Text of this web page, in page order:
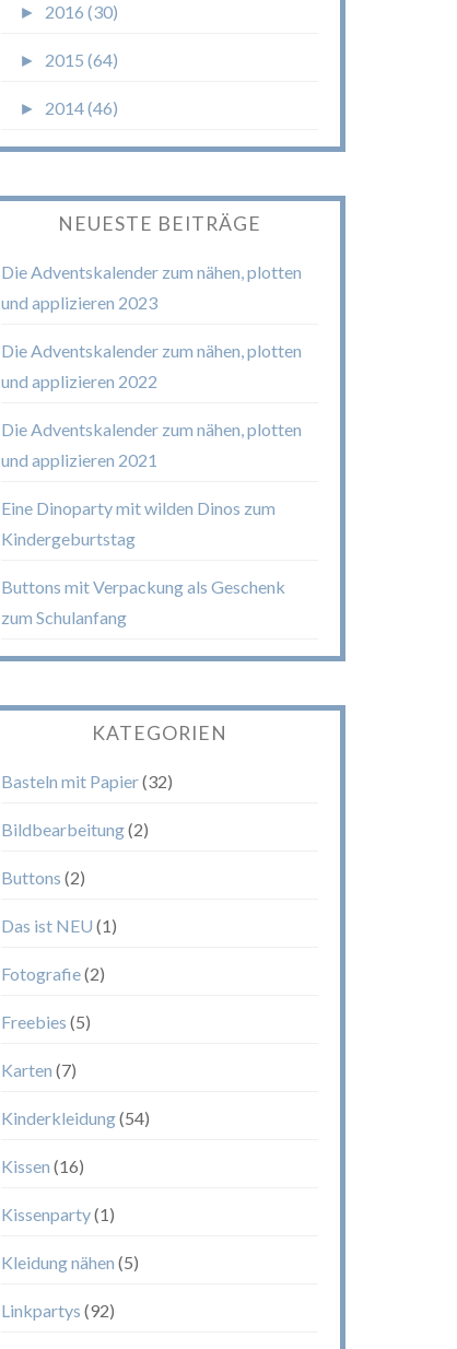
► 2016 (30)
► 2015 (64)
► 2014 (46)
NEUESTE BEITRÄGE
Die Adventskalender zum nähen, plotten
und applizieren 2023
Die Adventskalender zum nähen, plotten
und applizieren 2022
Die Adventskalender zum nähen, plotten
und applizieren 2021
Eine Dinoparty mit wilden Dinos zum
Kindergeburtstag
Buttons mit Verpackung als Geschenk
zum Schulanfang
KATEGORIEN
Basteln mit Papier(32)
Bildbearbeitung(2)
Buttons (2)
Das ist NEU (1)
Fotografie(2)
Freebies (5)
Karten (7)
Kinderkleidung(54)
Kissen (16)
Kissenparty(1)
Kleidung nähen (5)
Linkpartys (92)